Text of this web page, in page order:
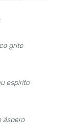
grito
espirito
áspero